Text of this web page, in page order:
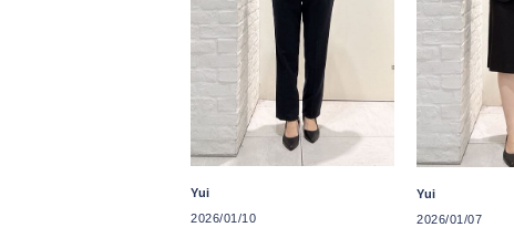
Yui
2026/01/10
Yui
2026/01/07